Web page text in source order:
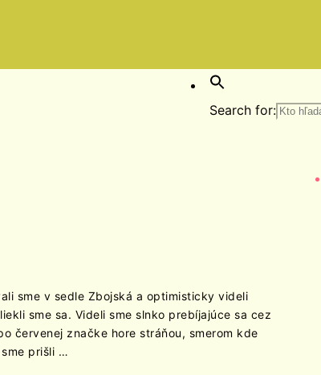
Search for:
sme v sedle Zbojská a optimisticky videli
sme sa. Videli sme slnko prebíjajúce sa cez
červenej značke hore stráňou, smerom kde
prišli …